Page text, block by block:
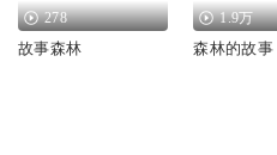
278
故事森林
1.9万
森林的故事